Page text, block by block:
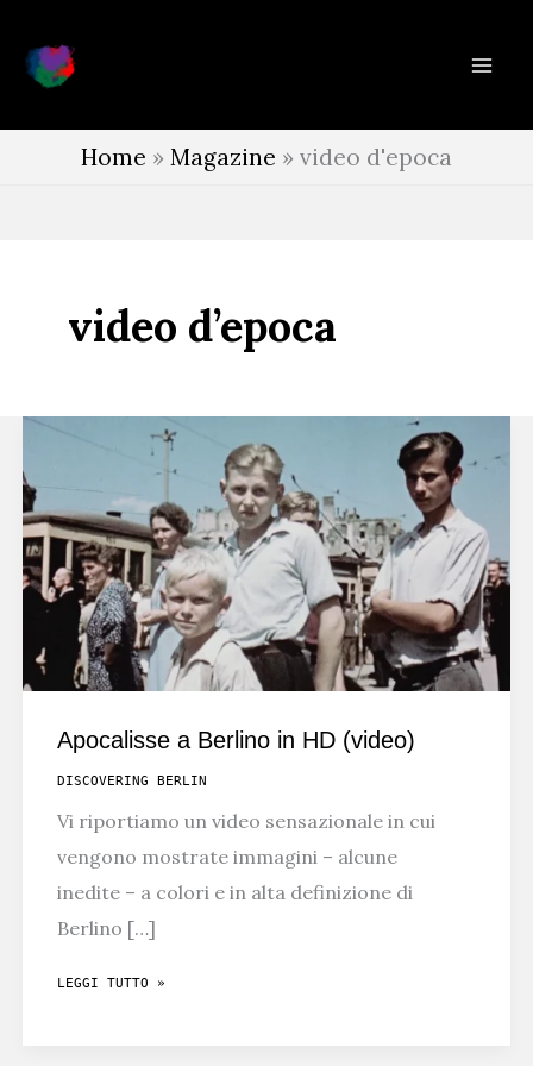
contenuto
Home » Magazine » video d'epoca
video d’epoca
Apocalisse a Berlino in HD (video)
DISCOVERING BERLIN
Vi riportiamo un video sensazionale in cui
vengono mostrate immagini – alcune
inedite – a colori e in alta definizione di
Berlino […]
APOCALISSE
LEGGI TUTTO »